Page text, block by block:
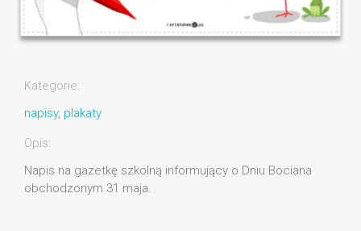
Kategorie:
napisy, plakaty
Opis:
Napis na gazetkę szkolną informujący o Dniu Bociana
obchodzonym 31 maja.